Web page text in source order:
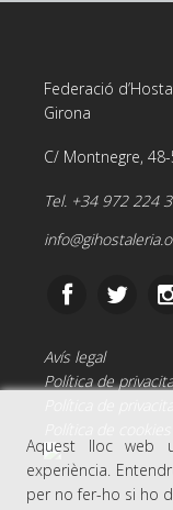
Federació
Girona
C/ Montnegre,
Tel. +34 972 224
Avís legal
Política de
Aquest lloc web
experiència.
per no fer-ho si ho